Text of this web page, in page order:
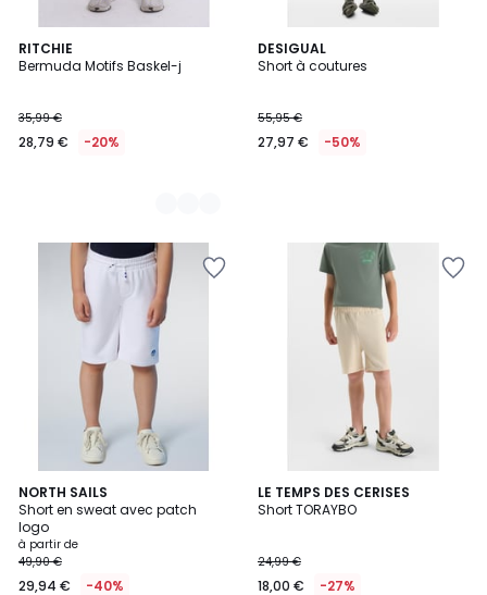
RITCHIE
Bermuda Motifs Baskel-j
35,99 €
28,79 € -20%
2
Couleurs
DESIGUAL
Short à coutures
55,95 €
27,97 € -50%
NORTH SAILS
Short en sweat avec patch
logo
à partir de
49,90 €
29,94 € -40%
2
Couleurs
LE TEMPS DES CERISES
Short TORAYBO
24,99 €
18,00 € -27%